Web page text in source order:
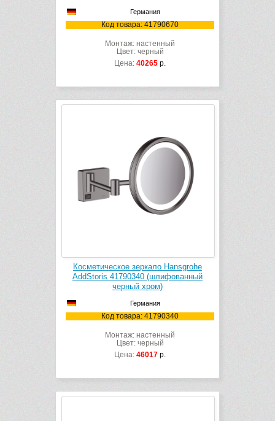
Германия
Код товара: 41790670
Монтаж: настенный
Цвет: черный
Цена: 40265 р.
Косметическое зеркало Hansgrohe
AddStoris 41790340 (шлифованный
черный хром)
Германия
Код товара: 41790340
Монтаж: настенный
Цвет: черный
Цена: 46017 р.